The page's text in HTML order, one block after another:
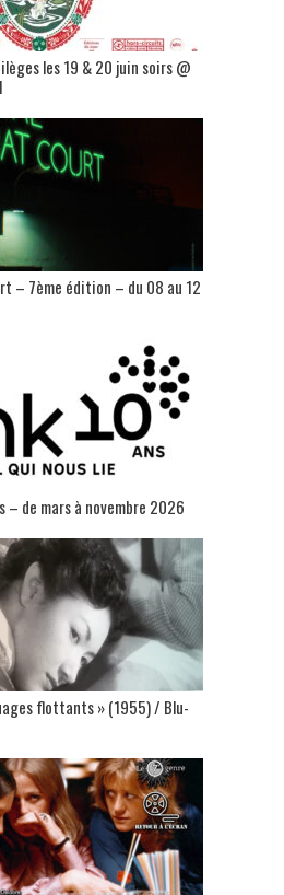
les 19 & 20 juin soirs @
– 7ème édition – du 08 au 12
– de mars à novembre 2026
flottants » (1955) / Blu-